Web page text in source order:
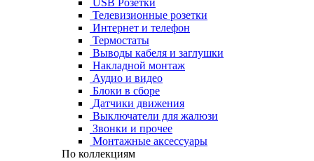
USB Розетки
Телевизионные розетки
Интернет и телефон
Термостаты
Выводы кабеля и заглушки
Накладной монтаж
Аудио и видео
Блоки в сборе
Датчики движения
Выключатели для жалюзи
Звонки и прочее
Монтажные аксессуары
По коллекциям